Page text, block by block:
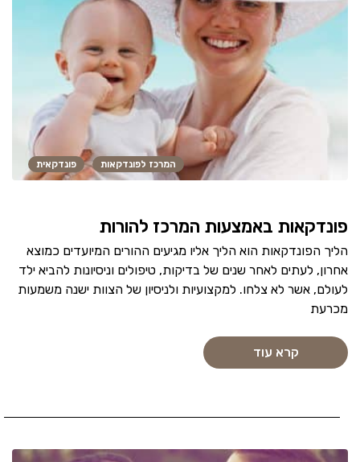
המרכז לפונדקאות פונדקאית
פונדקאות באמצעות המרכז להורות
הליך הפונדקאות הוא הליך אליו מגיעים ההורים המיועדים כמוצא
אחרון, לעתים לאחר שנים של בדיקות, טיפולים וניסיונות להביא ילד
לעולם, אשר לא צלחו. למקצועיות ולניסיון של הצוות ישנה משמעות
מכרעת
קרא עוד